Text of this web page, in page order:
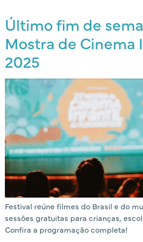
Último fim de
Mostra de Cinema
2025
Festival reúne filmes do Brasil e do
sessões gratuitas para crianças,
Confira a programação completa!